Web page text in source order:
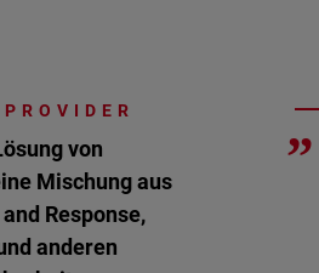
von
Mischung aus
Response,
anderen
”